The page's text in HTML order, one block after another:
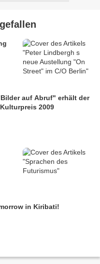
auf Abruf" erhält der
2009
in Kiribati!